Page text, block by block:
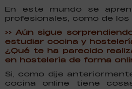
En este mundo se
profesionales, como de los
>> Aún sigue
estudiar cocina y
¿Qué te ha parecido
en hostelería de forma
Si, como dije
cocina online tiene